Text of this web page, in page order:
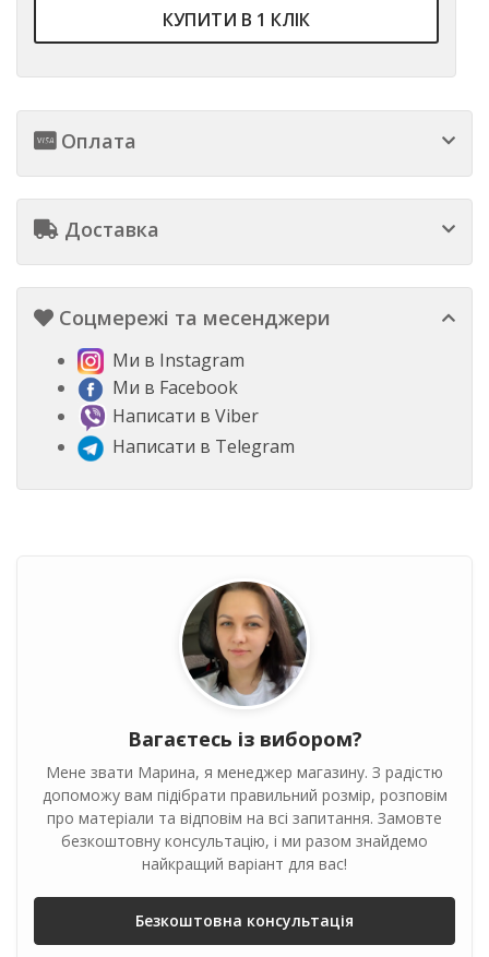
КУПИТИ В 1 КЛІК
Оплата
Доставка
Соцмережі та месенджери
Ми в Instagram
Ми в Facebook
Написати в Viber
Написати в Telegram
Вагаєтесь із вибором?
Мене звати Марина, я менеджер магазину. З радістю
допоможу вам підібрати правильний розмір, розповім
про матеріали та відповім на всі запитання. Замовте
безкоштовну консультацію, і ми разом знайдемо
найкращий варіант для вас!
Безкоштовна консультація